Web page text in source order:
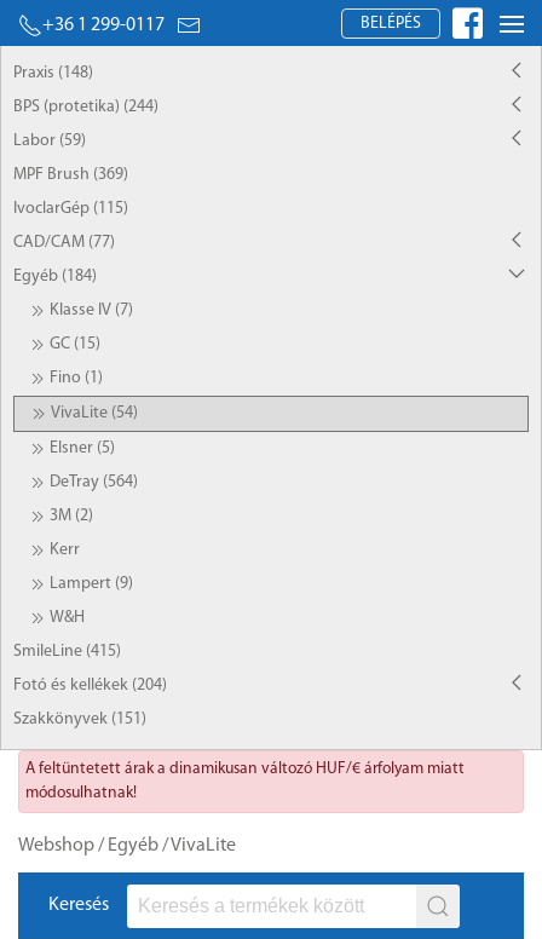
+36 1 299-0117 BELÉPÉS
Praxis (148)
BPS (protetika) (244)
Labor (59)
MPF Brush (369)
IvoclarGép (115)
CAD/CAM (77)
Egyéb (184)
Klasse IV (7)
GC (15)
Fino (1)
VivaLite (54)
Elsner (5)
DeTray (564)
3M (2)
Kerr
Lampert (9)
W&H
SmileLine (415)
Fotó és kellékek (204)
Szakkönyvek (151)
A feltüntetett árak a dinamikusan változó HUF/€ árfolyam miatt
módosulhatnak!
Webshop/ Egyéb/VivaLite
Keresés